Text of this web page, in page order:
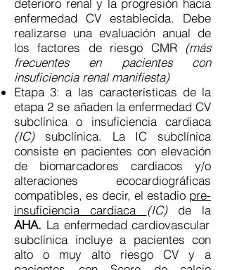
deterioro renal y la progresión hacia
enfermedad CV establecida. Debe
realizarse una evaluación anual de
los factores de riesgo CMR (más
frecuentes en pacientes con
insuficiencia renal manifiesta)
Etapa 3: a las características de la
etapa 2 se añaden la enfermedad CV
subclínica o insuficiencia cardiaca
(IC)subclínica. La IC subclínica
consiste en pacientes con elevación
de biomarcadores cardiacos y/o
alteraciones ecocardiográficas
compatibles, es decir, el estadio pre-
insuficiencia cardiaca
(IC) de la
AHA. La enfermedad cardiovascular
subclínica incluye a pacientes con
alto o muy alto riesgo CV y a